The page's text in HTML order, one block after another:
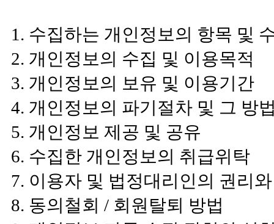
1. 수집하는 개인정보의 항목 및
2. 개인정보의 수집 및 이용목적
3. 개인정보의 보유 및 이용기간
4. 개인정보의 파기절차 및 그 방
5. 개인정보 제공 및 공유
6. 수집한 개인정보의 취급위탁
7. 이용자 및 법정대리인의 권리
8. 동의철회 / 회원탈퇴 방법